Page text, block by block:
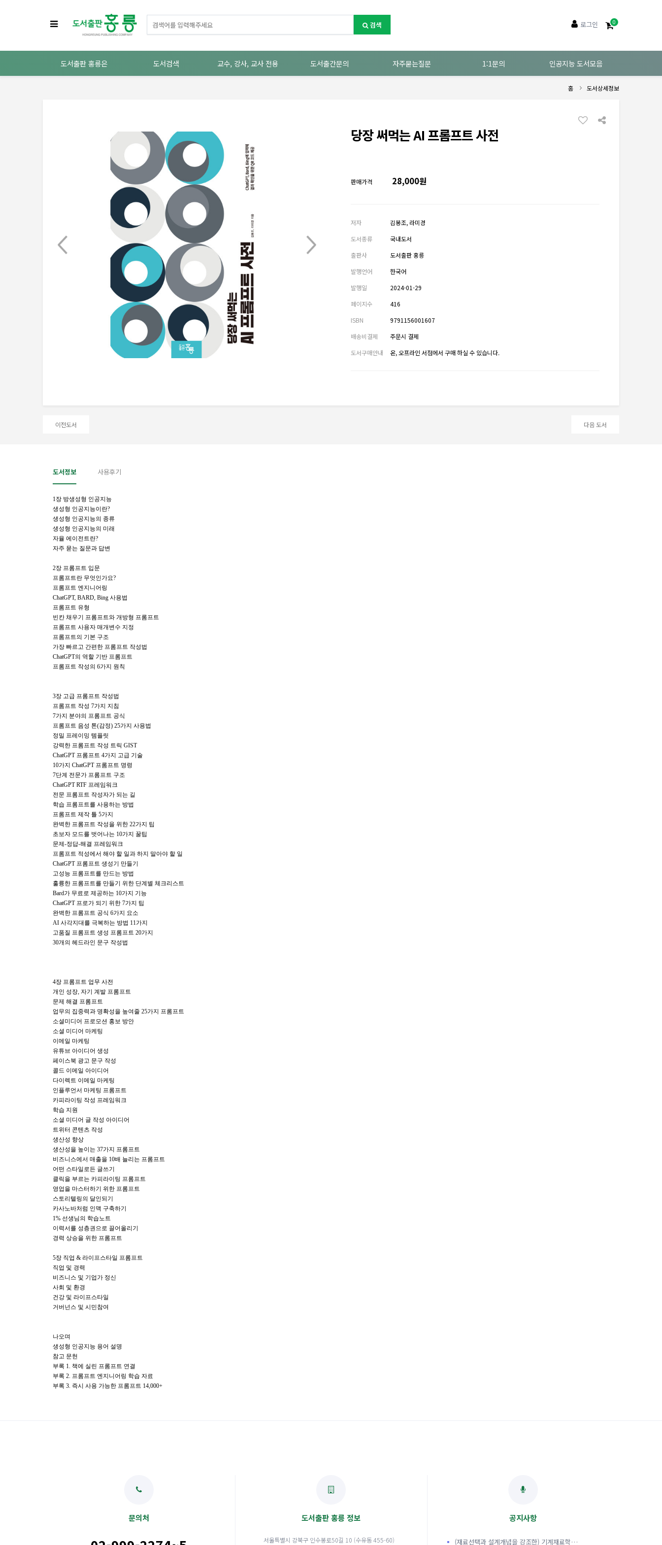
검색 로그인 0
도서출판 홍릉은 도서검색 교수, 강사, 교사 전용 도서출간문의 자주묻는질문 1:1문의 인공지능 도서모음
홈 도서상세정보
Next
당장 써먹는 AI 프롬프트 사전
판매가격 28,000원
저자
김봉조, 라미경
도서종류
국내도서
출판사
도서출판 홍릉
발행언어
한국어
발행일
2024-01-29
페이지수
416
ISBN
9791156001607
배송비결제
주문시 결제
도서구매안내
온, 오프라인 서점에서 구매 하실 수 있습니다.
이전도서 다음 도서
도서정보 사용후기
1장 방생성형 인공지능
생성형 인공지능이란?
생성형 인공지능의 종류
생성형 인공지능의 미래
자율 에이전트란?
자주 묻는 질문과 답변
2장 프롬프트 입문
프롬프트란 무엇인가요?
프롬프트 엔지니어링
ChatGPT, BARD, Bing 사용법
프롬프트 유형
빈칸 채우기 프롬프트와 개방형 프롬프트
프롬프트 사용자 매개변수 지정
프롬프트의 기본 구조
가장 빠르고 간편한 프롬프트 작성법
ChatGPT의 역할 기반 프롬프트
프롬프트 작성의 6가지 원칙
3장 고급 프롬프트 작성법
프롬프트 작성 7가지 지침
7가지 분야의 프롬프트 공식
프롬프트 음성 톤(감정) 25가지 사용법
정밀 프레이밍 템플릿
강력한 프롬프트 작성 트릭 GIST
ChatGPT 프롬프트 4가지 고급 기술
10가지 ChatGPT 프롬프트 명령
7단계 전문가 프롬프트 구조
ChatGPT RTF 프레임워크
전문 프롬프트 작성자가 되는 길
학습 프롬프트를 사용하는 방법
프롬프트 제작 틀 5가지
완벽한 프롬프트 작성을 위한 22가지 팁
초보자 모드를 벗어나는 10가지 꿀팁
문제-정답-해결 프레임워크
프롬프트 적성에서 해야 할 일과 하지 말아야 할 일
ChatGPT 프롬프트 생성기 만들기
고성능 프롬프트를 만드는 방법
훌륭한 프롬프트를 만들기 위한 단계별 체크리스트
Bard가 무료로 제공하는 10가지 기능
ChatGPT 프로가 되기 위한 7가지 팁
완벽한 프롬프트 공식 6가지 요소
AI 사각지대를 극복하는 방법 11가지
고품질 프롬프트 생성 프롬프트 20가지
30개의 헤드라인 문구 작성법
4장 프롬프트 업무 사전
개인 성장, 자기 계발 프롬프트
문제 해결 프롬프트
업무의 집중력과 명확성을 높여줄 25가지 프롬프트
소셜미디어 프로모션 홍보 방안
소셜 미디어 마케팅
이메일 마케팅
유튜브 아이디어 생성
페이스북 광고 문구 작성
콜드 이메일 아이디어
다이렉트 이메일 마케팅
인플루언서 마케팅 프롬프트
카피라이팅 작성 프레임워크
학습 지원
소셜 미디어 글 작성 아이디어
트위터 콘텐츠 작성
생산성 향상
생산성을 높이는 37가지 프롬프트
비즈니스에서 매출을 10배 늘리는 프롬프트
어떤 스타일로든 글쓰기
클릭을 부르는 카피라이팅 프롬프트
영업을 마스터하기 위한 프롬프트
스토리텔링의 달인되기
카사노바처럼 인맥 구축하기
1% 선생님의 학습노트
이력서를 성층권으로 끌어올리기
경력 상승을 위한 프롬프트
5장 직업 & 라이프스타일 프롬프트
직업 및 경력
비즈니스 및 기업가 정신
사회 및 환경
건강 및 라이프스타일
거버넌스 및 시민참여
나오며
생성형 인공지능 용어 설명
참고 문헌
부록 1. 책에 실린 프롬프트 연결
부록 2. 프롬프트 엔지니어링 학습 자료
부록 3. 즉시 사용 가능한 프롬프트 14,000+
문의처 도서출판 홍릉 정보
서울특별시 강북구 인수봉로50길 10 (수유동 455-60)
공지사항
(재료선택과 설계개념을 강조한) 기계재료학…